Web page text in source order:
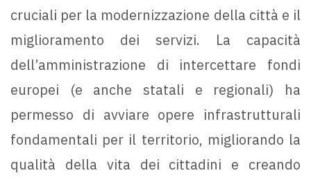
cruciali per la modernizzazione della città e il
miglioramento dei servizi. La capacità
dell’amministrazione di intercettare fondi
europei (e anche statali e regionali) ha
permesso di avviare opere infrastrutturali
fondamentali per il territorio, migliorando la
qualità della vita dei cittadini e creando